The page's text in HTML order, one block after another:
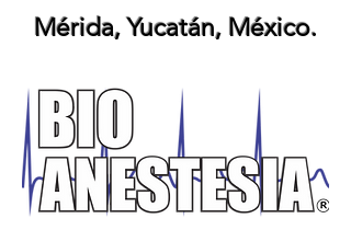
Mérida, Yucatán, México.